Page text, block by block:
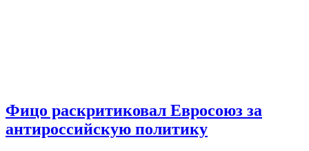
Фицо раскритиковал Евросоюз за
антироссийскую политику